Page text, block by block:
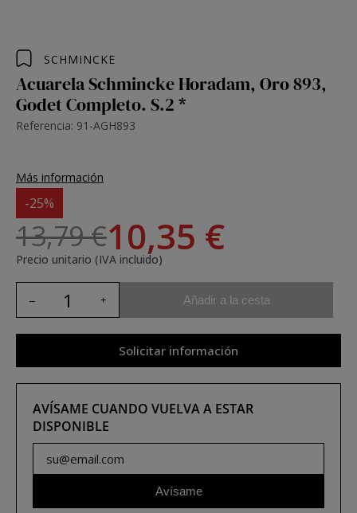
SCHMINCKE
Acuarela Schmincke Horadam, Oro 893,
Godet Completo. S.2 *
Referencia: 91-AGH893
Más información
-25%
13,79 €10,35 €
Precio unitario (IVA incluido)
Añadir a la cesta
Solicitar información
AVÍSAME CUANDO VUELVA A ESTAR
DISPONIBLE
Avísame